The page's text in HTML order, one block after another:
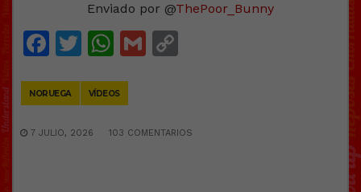
Enviado por @ThePoor_Bunny
Facebook
Twitter
WhatsApp
Gmail
NORUEGA VÍDEOS
7 JULIO, 2026 103 COMENTARIOS